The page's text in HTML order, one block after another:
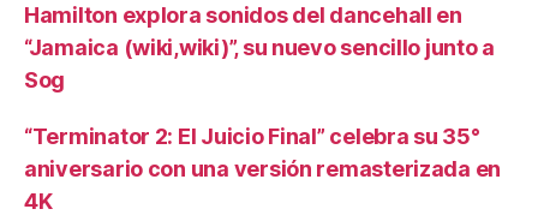
Hamilton explora sonidos del dancehall en
“Jamaica (wiki,wiki)”, su nuevo sencillo junto a
Sog
“Terminator 2: El Juicio Final” celebra su 35°
aniversario con una versión remasterizada en
4K